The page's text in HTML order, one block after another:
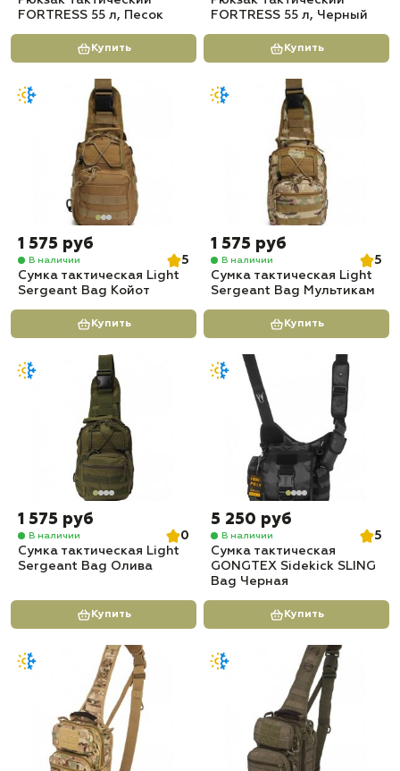
FORTRESS 55 л, Песок
Купить
FORTRESS 55 л, Черный
Купить
1 575 руб
В наличии
5
Сумка тактическая Light
Sergeant Bag Койот
Купить
1 575 руб
В наличии
5
Сумка тактическая Light
Sergeant Bag Мультикам
Купить
1 575 руб
В наличии
0
Сумка тактическая Light
Sergeant Bag Олива
Купить
5 250 руб
В наличии
5
Сумка тактическая
GONGTEX Sidekick SLING
Bag Черная
Купить